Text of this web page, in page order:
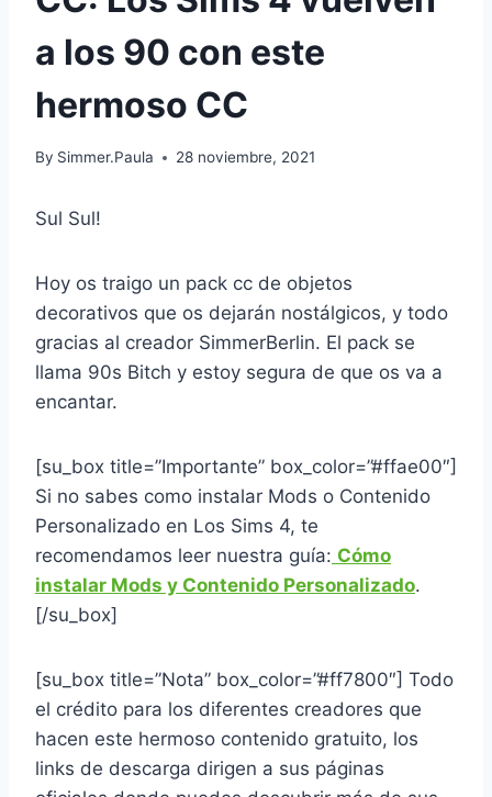
a los 90 con este
hermoso CC
By Simmer.Paula 28 noviembre, 2021
Sul Sul!
Hoy os traigo un pack cc de objetos
decorativos que os dejarán nostálgicos, y todo
gracias al creador SimmerBerlin. El pack se
llama 90s Bitch y estoy segura de que os va a
encantar.
[su_box title=”Importante” box_color=”#ffae00″]
Si no sabes como instalar Mods o Contenido
Personalizado en Los Sims 4, te
recomendamos leer nuestra guía: Cómo
instalar Mods y Contenido Personalizado.
[/su_box]
[su_box title=”Nota” box_color=”#ff7800″] Todo
el crédito para los diferentes creadores que
hacen este hermoso contenido gratuito, los
links de descarga dirigen a sus páginas